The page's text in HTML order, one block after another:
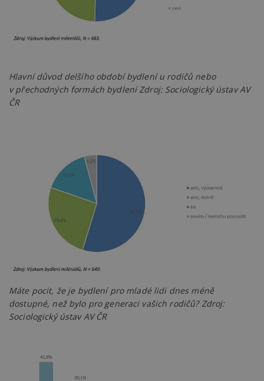
Hlavní důvod delšího období bydlení u rodičů nebo
v přechodných formách bydlení Zdroj: Sociologický ústav AV
ČR
Máte pocit, že je bydlení pro mladé lidi dnes méně
dostupné, než bylo pro generaci vašich rodičů? Zdroj:
Sociologický ústav AV ČR